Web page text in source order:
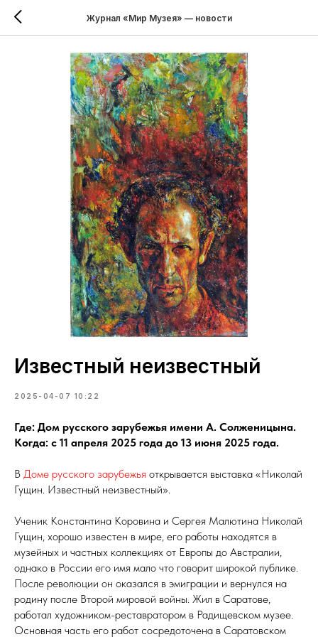
Журнал «Мир Музея» — новости
Известный неизвестный
2025-04-07 10:22
Где: Дом русского зарубежья имени А. Солженицына.
Когда: с 11 апреля 2025 года до 13 июня 2025 года.
В Доме русского зарубежья открывается выставка «Николай
Гущин. Известный неизвестный».
Ученик Константина Коровина и Сергея Малютина Николай
Гущин, хорошо известен в мире, его работы находятся в
музейных и частных коллекциях от Европы до Австралии,
однако в России его имя мало что говорит широкой публике.
После революции он оказался в эмиграции и вернулся на
родину после Второй мировой войны. Жил в Саратове,
работал художником-реставратором в Радищевском музее.
Основная часть его работ сосредоточена в Саратовском